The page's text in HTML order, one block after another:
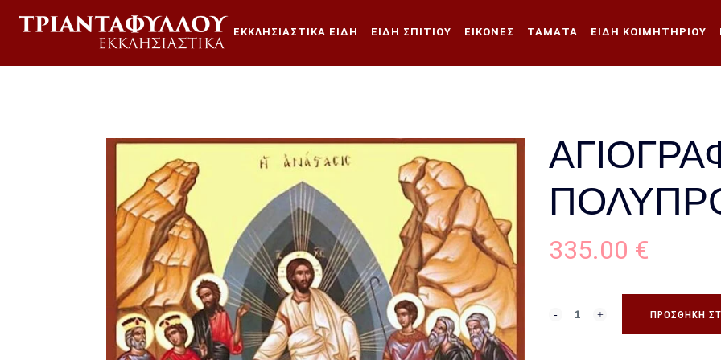
ΕΚΚΛΗΣΙΑΣΤΙΚΆ ΕΊΔΗ ΕΊΔΗ ΣΠΙΤΙΟΎ ΕΙΚΌΝΕΣ ΤΆΜΑΤΑ ΕΊΔΗ ΚΟΙΜΗΤΗΡΊΟΥ
335.00 €
ΠΡΟΣΘΉΚΗ